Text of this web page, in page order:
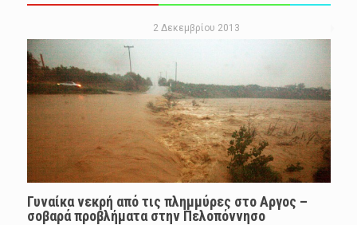
2 Δεκεμβρίου 2013
Γυναίκα νεκρή από τις πλημμύρες στο Αργος –
σοβαρά προβλήματα στην Πελοπόννησο